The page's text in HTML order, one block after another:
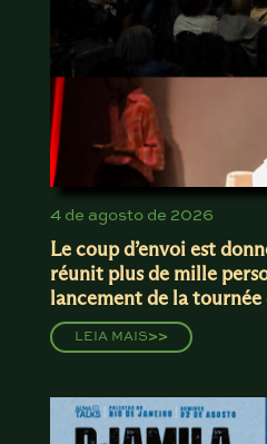
4 de agosto de 2026
Le coup d’envoi est
réunit plus de mille
lancement de la
LEIA MAIS>>